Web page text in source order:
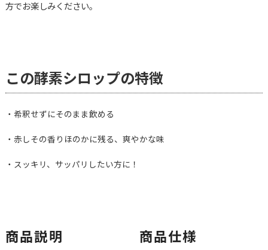
方でお楽しみください。
この酵素シロップの特徴
・希釈せずにそのまま飲める
・赤しその香りほのかに残る、爽やかな味
・スッキリ、サッパリしたい方に！
商品説明 商品仕様